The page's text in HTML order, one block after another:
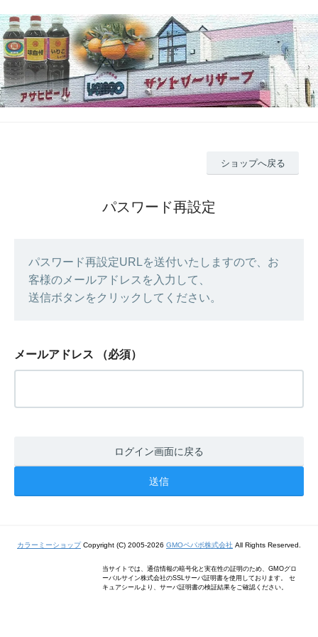
ショップへ戻る
パスワード再設定
パスワード再設定URLを送付いたしますので、お
客様のメールアドレスを入力して、
送信ボタンをクリックしてください。
メールアドレス （必須）
ログイン画面に戻る
カラーミーショップCopyright (C) 2005-2026 GMOペパボ株式会社 All Rights Reserved.
当サイトでは、通信情報の暗号化と実在性の証明のため、GMOグロ
ーバルサイン株式会社のSSLサーバ証明書を使用しております。 セ
キュアシールより、サーバ証明書の検証結果をご確認ください。